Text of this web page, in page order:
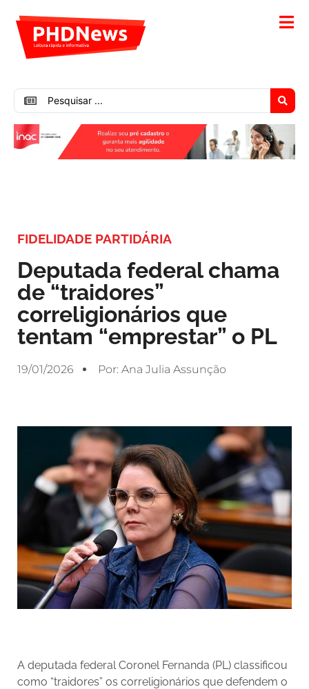
FIDELIDADE PARTIDÁRIA
Deputada federal chama
de “traidores”
correligionários que
tentam “emprestar” o PL
19/01/2026 Por: Ana Julia Assunção
A deputada federal Coronel Fernanda (PL) classificou
como “traidores” os correligionários que defendem o